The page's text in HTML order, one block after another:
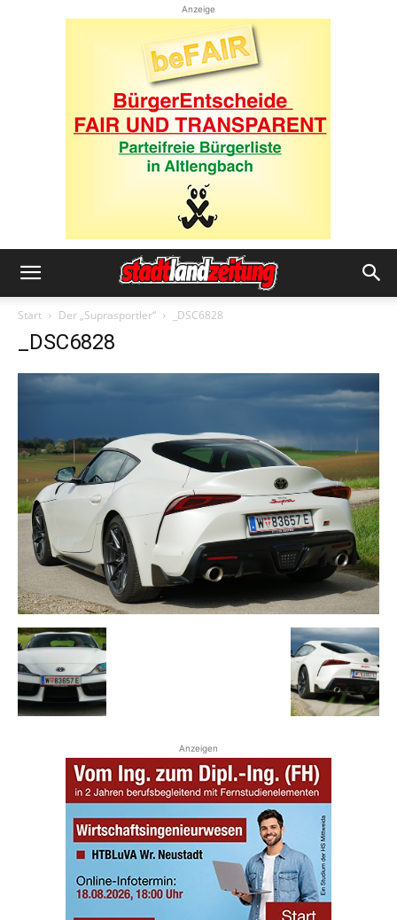
Anzeige
Start Der „Suprasportler“ _DSC6828
_DSC6828
Anzeigen